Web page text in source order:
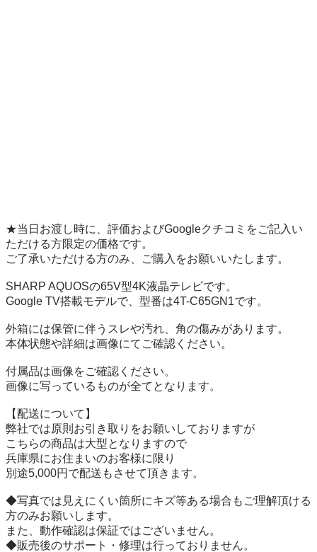
★当日お渡し時に、評価およびGoogleクチコミをご記入い
ただける方限定の価格です。
ご了承いただける方のみ、ご購入をお願いいたします。
SHARP AQUOSの65V型4K液晶テレビです。
Google TV搭載モデルで、型番は4T-C65GN1です。
外箱には保管に伴うスレや汚れ、角の傷みがあります。
本体状態や詳細は画像にてご確認ください。
付属品は画像をご確認ください。
画像に写っているものが全てとなります。
【配送について】
弊社では原則お引き取りをお願いしておりますが
こちらの商品は大型となりますので
兵庫県にお住まいのお客様に限り
別途5,000円で配送もさせて頂きます。
◆写真では見えにくい箇所にキズ等ある場合もご理解頂ける
方のみお願いします。
また、動作確認は保証ではございません。
◆販売後のサポート・修理は行っておりません。